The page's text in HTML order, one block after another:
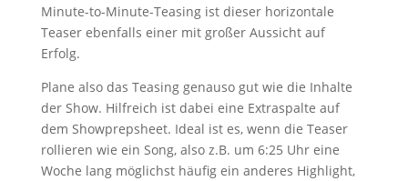
Minute-to-Minute-Teasing ist dieser horizontale
Teaser ebenfalls einer mit großer Aussicht auf
Erfolg.
Plane also das Teasing genauso gut wie die Inhalte
der Show. Hilfreich ist dabei eine Extraspalte auf
dem Showprepsheet. Ideal ist es, wenn die Teaser
rollieren wie ein Song, also z.B. um 6:25 Uhr eine
Woche lang möglichst häufig ein anderes Highlight,